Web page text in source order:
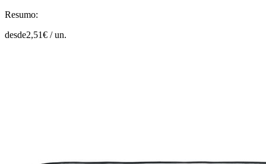
Resumo:
desde2,51€ /un.